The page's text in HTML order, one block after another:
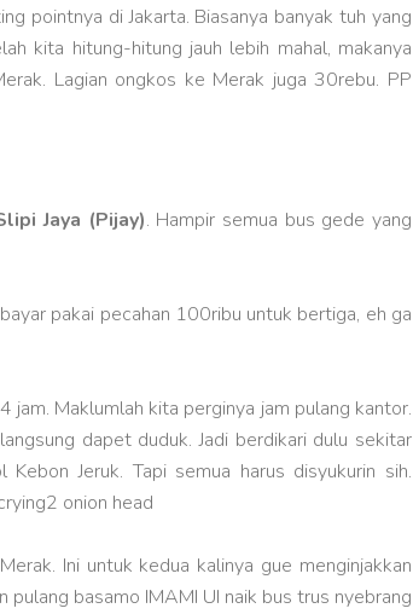
pointnya di Jakarta. Biasanya banyak tuh yang
kita hitung-hitung jauh lebih mahal, makanya
Lagian ongkos ke Merak juga 30rebu. PP
Jaya (Pijay). Hampir semua bus gede yang
pakai pecahan 100ribu untuk bertiga, eh ga
Maklumlah kita perginya jam pulang kantor.
dapet duduk. Jadi berdikari dulu sekitar
Jeruk. Tapi semua harus disyukurin sih.
Ini untuk kedua kalinya gue menginjakkan
pulang basamo IMAMI UI naik bus trus nyebrang